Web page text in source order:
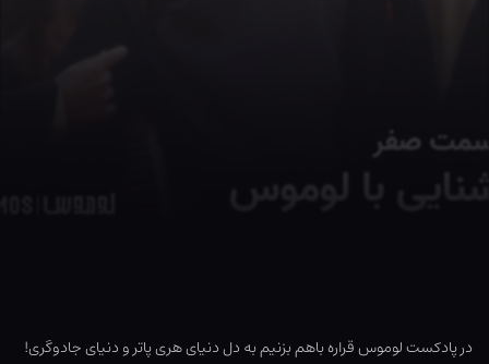
در پادکست لوموس قراره باهم بزنیم به دل دنیای هری پاتر و دنیای جادوگری!